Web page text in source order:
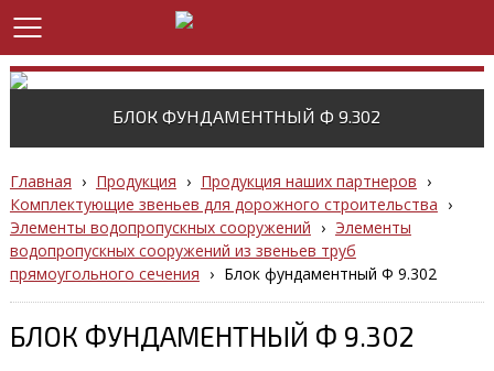
БЛОК ФУНДАМЕНТНЫЙ Ф 9.302
Главная › Продукция › Продукция наших партнеров ›
Комплектующие звеньев для дорожного строительства ›
Элементы водопропускных сооружений › Элементы
водопропускных сооружений из звеньев труб
прямоугольного сечения › Блок фундаментный Ф 9.302
БЛОК ФУНДАМЕНТНЫЙ Ф 9.302